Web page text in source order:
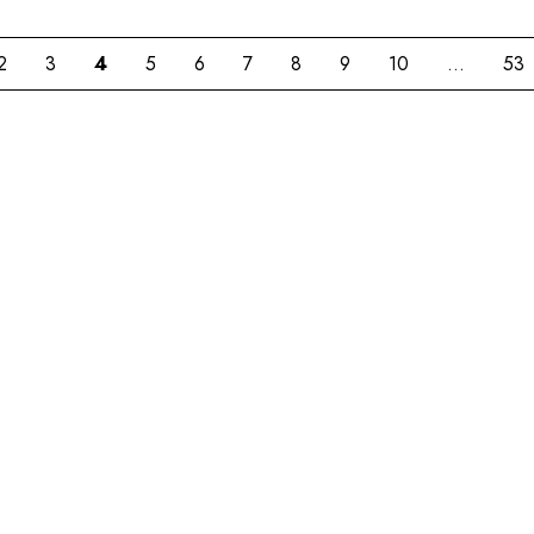
3 4 5 6 7 8 9 10 ... 53